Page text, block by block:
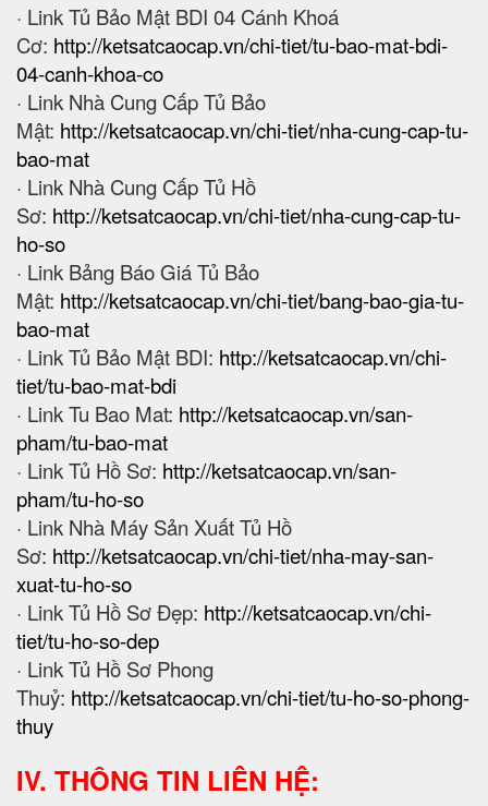
· Link Tủ Bảo Mật BDI 04 Cánh Khoá
Cơ: http://ketsatcaocap.vn/chi-tiet/tu-bao-mat-bdi-
04-canh-khoa-co
· Link Nhà Cung Cấp Tủ Bảo
Mật: http://ketsatcaocap.vn/chi-tiet/nha-cung-cap-tu-
bao-mat
· Link Nhà Cung Cấp Tủ Hồ
Sơ: http://ketsatcaocap.vn/chi-tiet/nha-cung-cap-tu-
ho-so
· Link Bảng Báo Giá Tủ Bảo
Mật: http://ketsatcaocap.vn/chi-tiet/bang-bao-gia-tu-
bao-mat
· Link Tủ Bảo Mật BDI: http://ketsatcaocap.vn/chi-
tiet/tu-bao-mat-bdi
· Link Tu Bao Mat: http://ketsatcaocap.vn/san-
pham/tu-bao-mat
· Link Tủ Hồ Sơ: http://ketsatcaocap.vn/san-
pham/tu-ho-so
· Link Nhà Máy Sản Xuất Tủ Hồ
Sơ: http://ketsatcaocap.vn/chi-tiet/nha-may-san-
xuat-tu-ho-so
· Link Tủ Hồ Sơ Đẹp: http://ketsatcaocap.vn/chi-
tiet/tu-ho-so-dep
· Link Tủ Hồ Sơ Phong
Thuỷ: http://ketsatcaocap.vn/chi-tiet/tu-ho-so-phong-
thuy
IV. THÔNG TIN LIÊN HỆ: